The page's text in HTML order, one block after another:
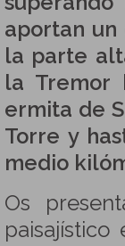
aportan
la parte
la Tremor
ermita de
Torre y
medio
Os